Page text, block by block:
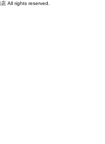
All rights reserved.